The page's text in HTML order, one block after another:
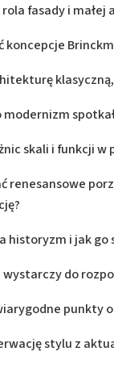
rola fasady i
koncepcje
modernizm
skali i funkcji
renesansowe
historyzm i jak
do
punkty
stylu z